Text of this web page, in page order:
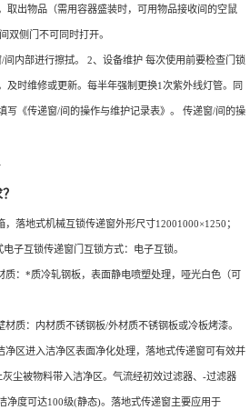
取出物品（需用容器盛装时，可用物品接收间的空鼠
双侧门不可同时打开。
内部进行擦拭。 2、设备维护 每次使用前要检查门锁
及时维修或更新。每半年强制更换1次紫外线灯管。同
写《传递窗/间的操作与维护记录表》。 传递窗/间的操
落地式机械互锁传递窗外形尺寸12001000×1250；
子互锁传递窗门互锁方式：电子互锁。
质：*质冷轧钢板，表面静电喷塑处理，哑光白色（可
质：内材质不锈钢板/外材质不锈钢板或冷板烤漆。
净区进入洁净区表面净化处理，落地式传递窗可有效并
尘被物料带入洁净区。气流经初效过滤器、-过滤器
净度可达100级(静态)。落地式传递窗主要应用于